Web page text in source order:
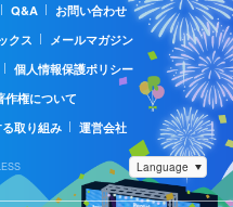
Q&A
お問い合わせ
クス
メールマガジン
個人情報保護ポリシー
作権について
取り組み 運営会社